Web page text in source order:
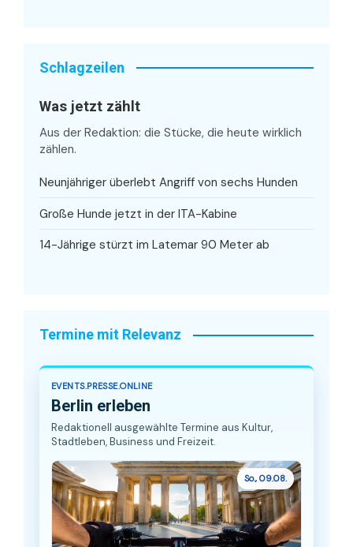
Schlagzeilen
Was jetzt zählt
Aus der Redaktion: die Stücke, die heute wirklich
zählen.
Neunjähriger überlebt Angriff von sechs Hunden
Große Hunde jetzt in der ITA-Kabine
14-Jährige stürzt im Latemar 90 Meter ab
Termine mit Relevanz
EVENTS.PRESSE.ONLINE
Berlin erleben
Redaktionell ausgewählte Termine aus Kultur,
Stadtleben, Business und Freizeit.
So., 09.08.